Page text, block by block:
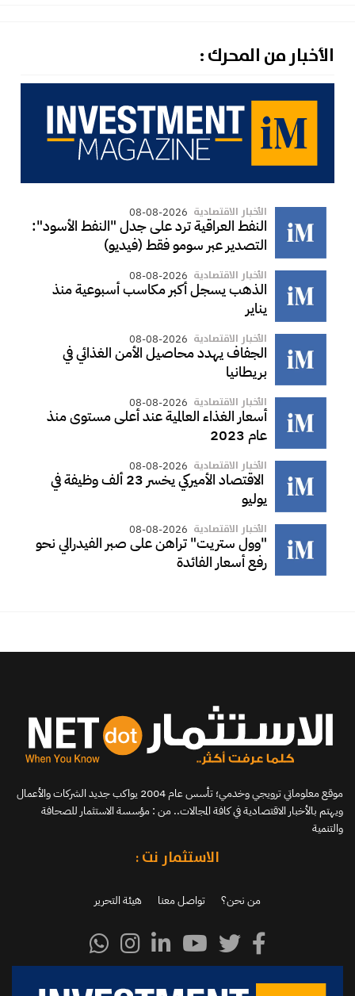
الأخبار من المحرك :
الأخبار الاقتصادية 08-08-2026
النفط العراقية ترد على جدل "النفط الأسود":
التصدير عبر سومو فقط (فيديو)
الأخبار الاقتصادية 08-08-2026
الذهب يسجل أكبر مكاسب أسبوعية منذ
يناير
الأخبار الاقتصادية 08-08-2026
الجفاف يهدد محاصيل الأمن الغذائي في
بريطانيا
الأخبار الاقتصادية 08-08-2026
أسعار الغذاء العالمية عند أعلى مستوى منذ
عام 2023
الأخبار الاقتصادية 08-08-2026
الاقتصاد الأميركي يخسر 23 ألف وظيفة في
يوليو
الأخبار الاقتصادية 08-08-2026
"وول ستريت" تراهن على صبر الفيدرالي نحو
رفع أسعار الفائدة
موقع معلوماتي ترويجي وخدمي؛ تأسس عام 2004 يواكب جديد الشركات والأعمال
ويهتم بالأخبار الاقتصادية في كافة المجالات.. من : مؤسسة الاستثمار للصحافة
والتنمية
الاستثمار نت :
من نحن؟ تواصل معنا هيئة التحرير